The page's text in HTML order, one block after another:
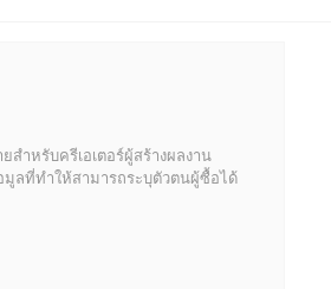
สำหรับครีเอเตอร์ผู้สร้างผลงาน
ลที่ทำให้สามารถระบุตัวตนผู้ซื้อได้